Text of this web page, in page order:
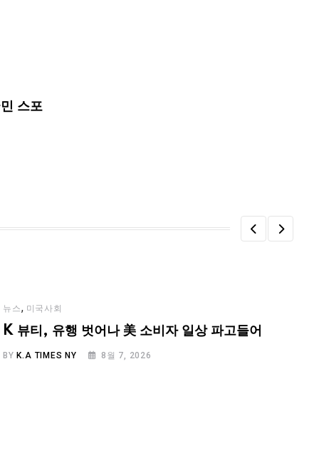
스포
뉴스, 미국사회
K 뷰티, 유행 벗어나 美 소비자 일상 파고들어
BY K.A TIMES NY 8월 7, 2026